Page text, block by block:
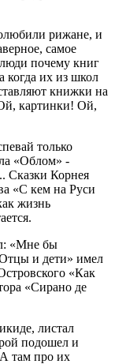
рижане, и
самое
почему книг
когда их из школ
книжки на
картинки! Ой,
только
«Облом» -
Сказки Корнея
«С кем на Руси
жизнь
«Мне бы
и дети» имел
«Как
«Сирано де
листал
подошел и
там про их